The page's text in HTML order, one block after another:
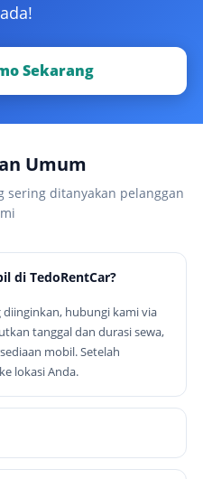
Sekarang
Umum
sering ditanyakan pelanggan
di TedoRentCar?
hubungi kami via
tanggal dan durasi sewa,
mobil. Setelah
lokasi Anda.
perorangan dengan